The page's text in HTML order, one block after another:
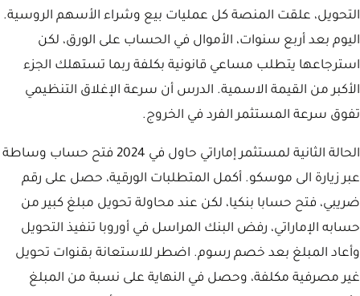
التحويل، علقت المنصة كل عمليات بيع وشراء الأسهم الروسية.
اليوم بعد أربع سنوات، الأموال في الحساب على الورق، لكن
استرجاعها يتطلب مساعي قانونية بكلفة ربما تستهلك الجزء
الأكبر من القيمة الاسمية. الدرس أن سرعة الإغلاق التنظيمي
تفوق سرعة المستثمر الفرد في الخروج.
الحالة الثانية لمستثمر إماراتي حاول في 2024 فتح حساب وساطة
عبر زيارة الى موسكو. أكمل المتطلبات الورقية، حصل على رقم
ضريبي، فتح حسابا بنكيا، لكن عند محاولة تحويل مبلغ كبير من
حسابه الإماراتي، رفض البنك المراسل في أوروبا تنفيذ التحويل
وأعاد المبلغ بعد خصم رسوم. اضطر للاستعانة بقنوات تحويل
غير مصرفية مكلفة، وحصل في النهاية على نسبة من المبلغ